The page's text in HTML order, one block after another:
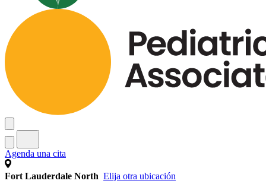
Agenda una cita
Fort Lauderdale North Elija otra ubicación